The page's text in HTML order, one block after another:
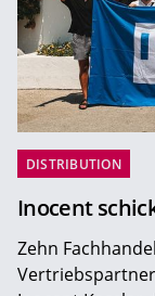
DISTRIBUTION
Inocent
Zehn